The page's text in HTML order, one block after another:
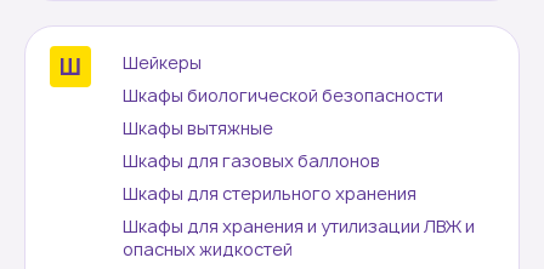
Шейкеры
Шкафы биологической безопасности
Шкафы вытяжные
Шкафы для газовых баллонов
Шкафы для стерильного хранения
Шкафы для хранения и утилизации ЛВЖ и
опасных жидкостей